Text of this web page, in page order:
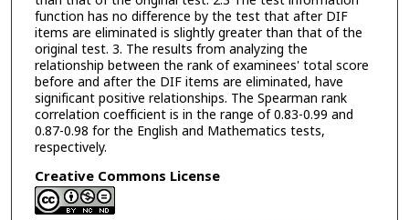
function has no difference by the test that after DIF
items are eliminated is slightly greater than that of the
original test. 3. The results from analyzing the
relationship between the rank of examinees' total score
before and after the DIF items are eliminated, have
significant positive relationships. The Spearman rank
correlation coefficient is in the range of 0.83-0.99 and
0.87-0.98 for the English and Mathematics tests,
respectively.
Creative Commons License